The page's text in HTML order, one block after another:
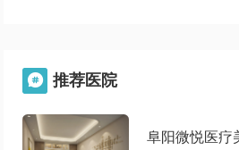
 推荐医院
阜阳微悦医疗